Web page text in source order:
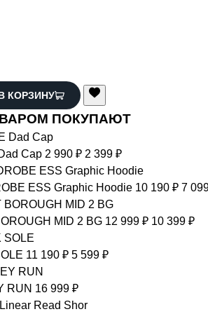
КОРЗИНУ
ПОКУПАЮТ
Cap 2 990 ₽ 2 399 ₽
ESS Graphic Hoodie 10 190 ₽ 7
MID 2 BG 12 999 ₽ 10 399 ₽
11 190 ₽ 5 599 ₽
RUN 16 999 ₽